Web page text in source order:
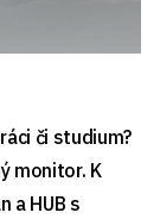
či studium?
monitor. K
a HUB s